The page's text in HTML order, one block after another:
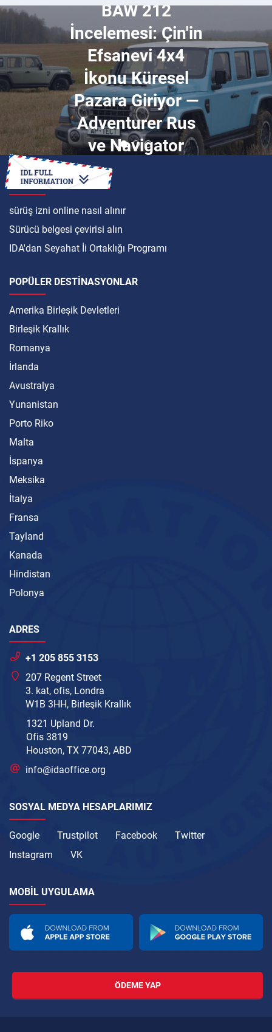
BAW 212
İncelemesi: Çin'in
Efsanevi 4x4
İkonu Küresel
Pazara Giriyor —
Adventurer Rus
ve Navigator
Karşılaştırması
ULUSLARARASI
sürüş izni online nasıl alınır
Sürücü belgesi çevirisi alın
IDA'dan Seyahat İi Ortaklığı Programı
POPÜLER DESTINASYONLAR
Amerika Birleşik Devletleri
Birleşik Krallık
Romanya
İrlanda
Avustralya
Yunanistan
Porto Riko
Malta
İspanya
Meksika
İtalya
Fransa
Tayland
Kanada
Hindistan
Polonya
ADRES
+1 205 855 3153
207 Regent Street
3. kat, ofis, Londra
W1B 3HH, Birleşik Krallık
1321 Upland Dr.
Ofis 3819
Houston, TX 77043, ABD
info@idaoffice.org
SOSYAL MEDYA HESAPLARIMIZ
Google Trustpilot Facebook
Twitter
Instagram
VK
MOBIL UYGULAMA
ÖDEME YAP